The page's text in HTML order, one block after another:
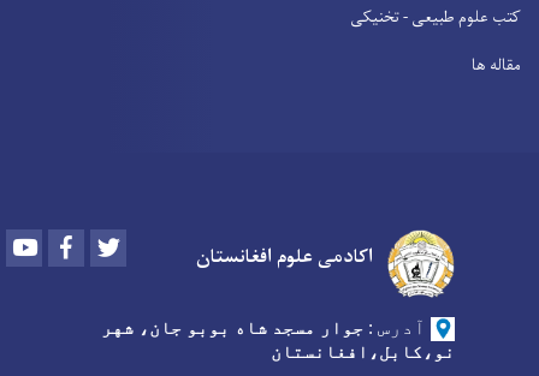
کتب علوم طبیعی - تخنیکی
مقاله ها
اکادمی علوم افغانستان Youtube Facebook
آدرس : جوار مسجد شاه بوبو جان، شهر
نو،کابل،افغانستان